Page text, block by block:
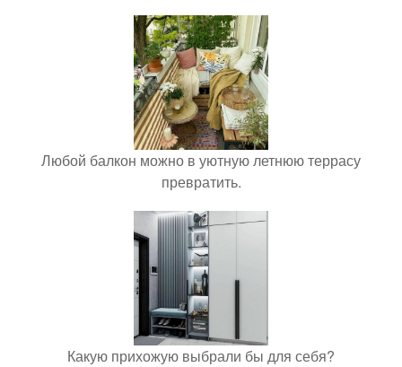
Любой балкон можно в уютную летнюю террасу
превратить.
Какую прихожую выбрали бы для себя?